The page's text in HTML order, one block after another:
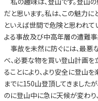
だと思います。私は、この魅力
といえば世間で危険と思われて
よる事故及び中高年層の遭難事
事故を未然に防ぐには、最悪
べ、必要な物を買い登山計画を
ることにより、より安全に登山
までに150山登頂してきました
のに登山中に急に天候が変わり